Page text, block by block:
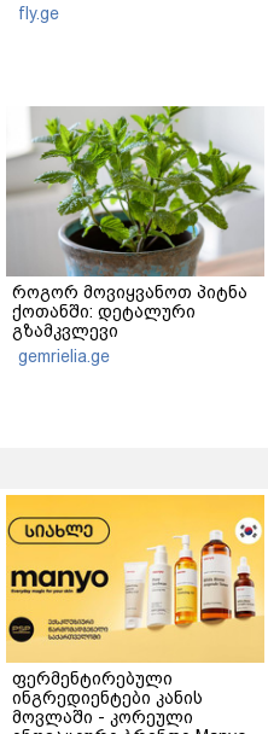
fly.ge
როგორ მოვიყვანოთ პიტნა
ქოთანში: დეტალური
გზამკვლევი
gemrielia.ge
ფერმენტირებული
ინგრედიენტები კანის
მოვლაში - კორეული